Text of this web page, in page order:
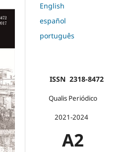
English
español
português
ISSN 2318-8472
Qualis Periódico
2021-2024
A2